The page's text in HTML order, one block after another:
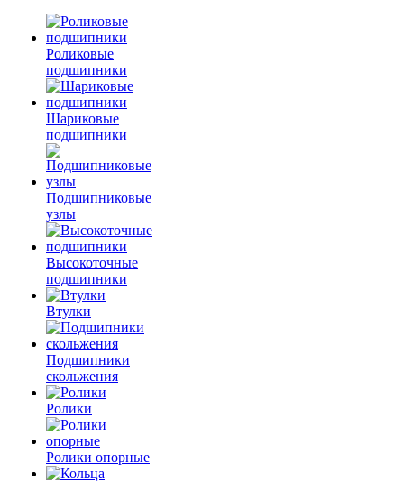
Роликовые
подшипники
Шариковые
подшипники
Подшипниковые
узлы
Высокоточные
подшипники
Втулки
Подшипники
скольжения
Ролики
Ролики опорные